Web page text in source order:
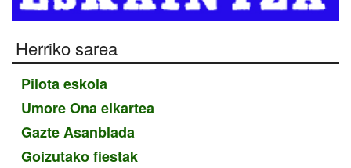
Herriko sarea
Pilota eskola
Umore Ona elkartea
Gazte Asanblada
Goizutako fiestak